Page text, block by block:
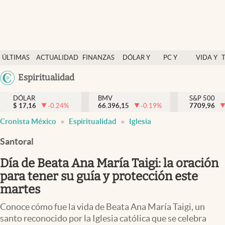
ÚLTIMAS
NOTICIAS
ACTUALIDAD
FINANZAS
DÓLAR Y
PC Y
VIDA Y
México
Espiritualidad
Actualidad
Finanzas y economía
Dólar y mercados
Pc y celular
Vida y estilo
Tv
DÓLAR
$ 17,16 -0.24%
BMV
66.396,15
-0.19%
S&P 500
7709,96
Cronista México Espiritualidad Iglesia
Santoral
Día de Beata Ana María Taigi: la oración
para tener su guía y protección este
martes
Conoce cómo fue la vida de Beata Ana María Taigi, un
santo reconocido por la Iglesia católica que se celebra